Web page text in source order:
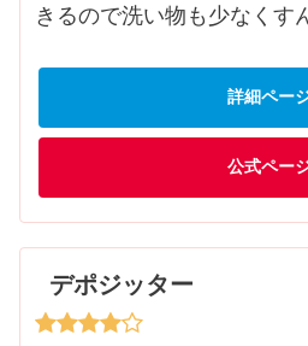
きるので洗い物も少なくす
詳細ペー
公式ペー
デポジッター